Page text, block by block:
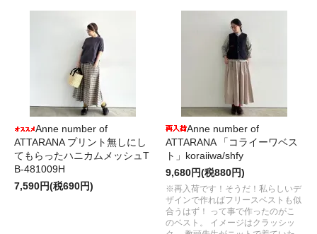
Anne number of
ATTARANA プリント無しにし
てもらったハニカムメッシュT
B-481009H
7,590円(税690円)
Anne number of
ATTARANA 「コライーワベス
ト」koraiiwa/shfy
9,680円(税880円)
※再入荷です！そうだ！私らしいデ
ザインで作ればフリースベストも似
合うはず！ って事で作ったのがこ
のベスト。 イメージはクラッシッ